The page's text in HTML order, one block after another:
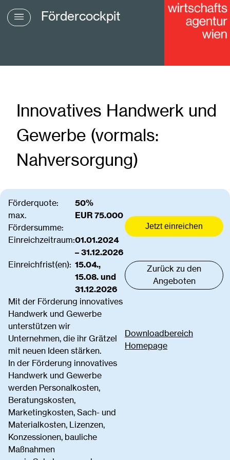
Fördercockpit
Innovatives Handwerk und
Gewerbe (vormals:
Nahversorgung)
Förderquote:
50%
max.
Fördersumme:
EUR 75.000
Einreichzeitraum:01.01.2024
– 31.12.2026
Einreichfrist(en): 15.04.,
15.08. und
31.12.2026
Mit der Förderung innovatives
Handwerk und Gewerbe
unterstützen wir
Unternehmen, die ihr Grätzel
mit neuen Ideen stärken.
In der Förderung innovatives
Handwerk und Gewerbe
werden Personalkosten,
Beratungskosten,
Marketingkosten, Sach- und
Materialkosten, Lizenzen,
Konzessionen, bauliche
Maßnahmen
Jetzt einreichen
Zurück zu den
Angeboten
Downloadbereich
Homepage